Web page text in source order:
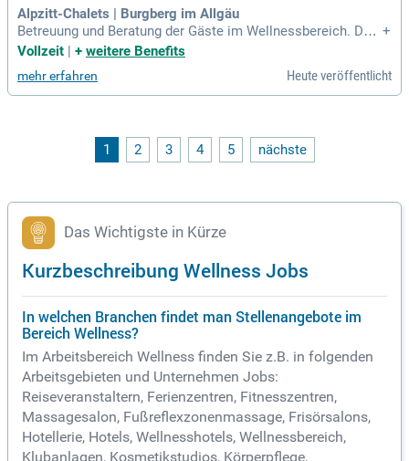
Alpzitt-Chalets | Burgberg im Allgäu
Betreuung und Beratung der Gäste im Wellnessbereich. Durc
hführung von Kosmetikbehandlungen; Durchführung von Wel
g der Wellness-Einrichtungen. Sicherstellung der Einhaltung
von Hygienestandards.
+
Vollzeit | + weitere Benefits
mehr erfahren Heute veröffentlicht
1 2 3 4 5 nächste
Das Wichtigste in Kürze
Kurzbeschreibung Wellness Jobs
In welchen Branchen findet man Stellenangebote im
Bereich Wellness?
Im Arbeitsbereich Wellness finden Sie z.B. in folgenden
Arbeitsgebieten und Unternehmen Jobs:
Reiseveranstaltern, Ferienzentren, Fitnesszentren,
Massagesalon, Fußreflexzonenmassage, Frisörsalons,
Hotellerie, Hotels, Wellnesshotels, Wellnessbereich,
Klubanlagen, Kosmetikstudios, Körperpflege,